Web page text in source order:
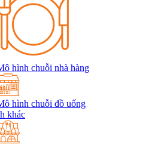
hình chuỗi nhà hàng
hình chuỗi đồ uống
khác